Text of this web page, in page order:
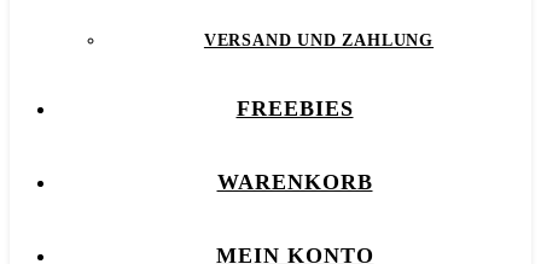
VERSAND UND ZAHLUNG
FREEBIES
WARENKORB
MEIN KONTO